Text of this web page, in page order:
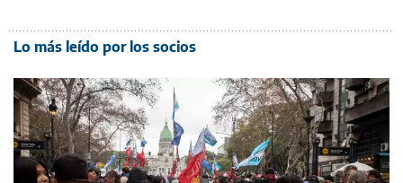
Lo más leído por los socios